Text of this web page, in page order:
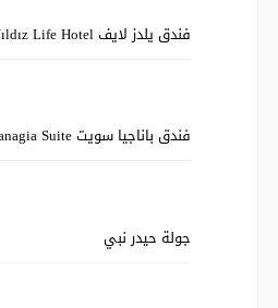
فندق يلدز لايف Yıldız Life Hotel
فندق باناجيا سويت Panagia Suite
جولة حيدر نبي